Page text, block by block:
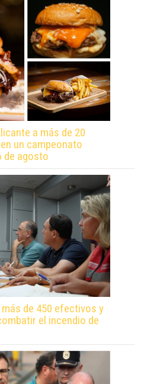
a más de 20
un campeonato
de agosto
de 450 efectivos y
el incendio de